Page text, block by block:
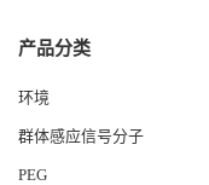
产品分类
环境
群体感应信号分子
PEG